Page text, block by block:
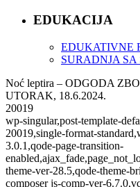
EDUKACIJA
EDUKATIVNE
SURADNJA
Noć leptira – ODGODA
UTORAK, 18.6.2024.
20019
wp-singular,post-template-
20019,single-format-
3.0.1,qode-page-transition-
theme-ver-28.5,qode-theme-
composer js-comp-ver-